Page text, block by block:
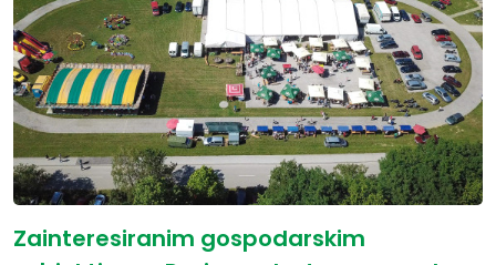
Zainteresiranim gospodarskim